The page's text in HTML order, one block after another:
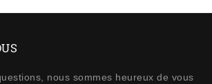
nous sommes heureux de vous